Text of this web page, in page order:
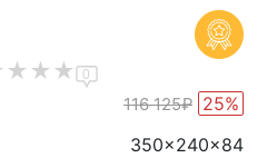
0
116 125₽ 25%
350x240x84